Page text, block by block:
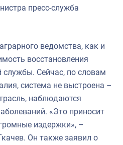
пресс-служба
ведомства, как и
восстановления
службы. Сейчас, по словам
система не выстроена –
наблюдаются
«Это приносит
издержки», –
Он также заявил о